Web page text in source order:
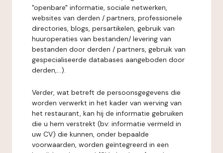
"openbare" informatie, sociale netwerken,
websites van derden / partners, professionele
directories, blogs, persartikelen, gebruik van
huuroperaties van bestanden/ levering van
bestanden door derden / partners, gebruik van
gespecialiseerde databases aangeboden door
derden,...).
Verder, wat betreft de persoonsgegevens die
worden verwerkt in het kader van werving van
het restaurant, kan hij de informatie gebruiken
die u hem verstrekt (bv: informatie vermeld in
uw CV) die kunnen, onder bepaalde
voorwaarden, worden geïntegreerd in een